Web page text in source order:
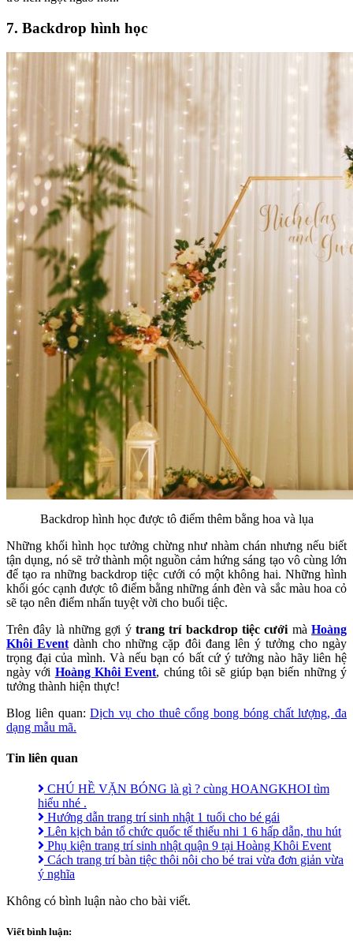
7. Backdrop hình học
Backdrop hình học được tô điểm thêm bằng hoa và lụa
Những khối hình học tưởng chừng như nhàm chán nhưng nếu biết
tận dụng, nó sẽ trở thành một nguồn cảm hứng sáng tạo vô cùng lớn
để tạo ra những backdrop tiệc cưới có một không hai. Những hình
khối góc cạnh được tô điểm bằng những ánh đèn và sắc màu hoa cỏ
sẽ tạo nên điểm nhấn tuyệt vời cho buổi tiệc.
Trên đây là những gợi ý trang trí backdrop tiệc cưới màHoàng
Khôi Event dành cho những cặp đôi đang lên ý tưởng cho ngày
trọng đại của mình. Và nếu bạn có bất cứ ý tưởng nào hãy liên hệ
ngày với Hoàng Khôi Event, chúng tôi sẽ giúp bạn biến những ý
tưởng thành hiện thực!
Blog liên quan:Dịch vụ cho thuê cổng bong bóng chất lượng, đa
dạng mẫu mã.
Tin liên quan
CHÚ HỀ VẶN BÓNG là gì ? cùng HOANGKHOI tìm
hiểu nhé .
Hướng dẫn trang trí sinh nhật 1 tuổi cho bé gái
Lên kịch bản tổ chức quốc tế thiếu nhi 1 6 hấp dẫn, thu hút
Phụ kiện trang trí sinh nhật quận 9 tại Hoàng Khôi Event
Cách trang trí bàn tiệc thôi nôi cho bé trai vừa đơn giản vừa
ý nghĩa
Không có bình luận nào cho bài viết.
Viết bình luận: